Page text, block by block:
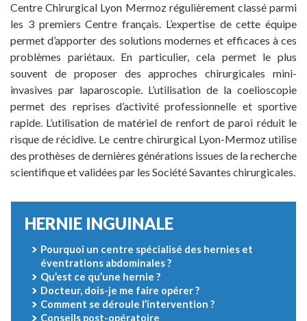
Centre Chirurgical Lyon Mermoz régulièrement classé parmi
les 3 premiers Centre français. L’expertise de cette équipe
permet d’apporter des solutions modernes et efficaces à ces
problèmes pariétaux. En particulier, cela permet le plus
souvent de proposer des approches chirurgicales mini-
invasives par laparoscopie. L’utilisation de la coelioscopie
permet des reprises d’activité professionnelle et sportive
rapide. L’utilisation de matériel de renfort de paroi réduit le
risque de récidive. Le centre chirurgical Lyon-Mermoz utilise
des prothèses de dernières générations issues de la recherche
scientifique et validées par les Société Savantes chirurgicales.
HERNIE INGUINALE
Pourquoi un centre spécialisé des hernies et
éventrations abdominales ?
Qu’est ce qu’une hernie ?
Docteur, dois-je me faire opérer ?
Comment se déroule l’intervention ?
Conseils post-opératoire